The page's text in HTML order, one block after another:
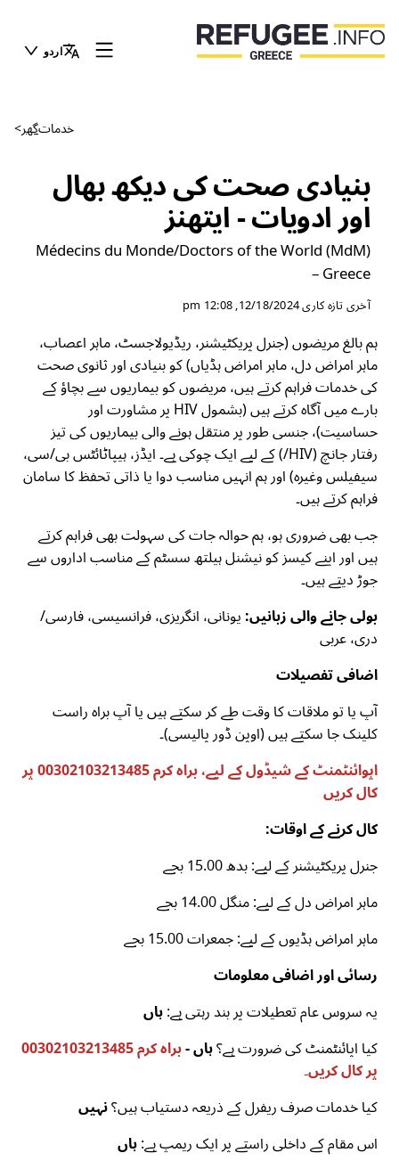
اردو
گھر> خدمات
بنیادی صحت کی دیکھ بھال
اور ادویات - ایتھنز
Médecins du Monde/Doctors of the World (MdM)
– Greece
آخری تازہ کاری12/18/2024, 12:08 pm
ہم بالغ مریضوں (جنرل پریکٹیشنر، ریڈیولاجسٹ، ماہر اعصاب،
ماہر امراض دل، ماہر امراض ہڈیاں) کو بنیادی اور ثانوی صحت
کی خدمات فراہم کرتے ہیں، مریضوں کو بیماریوں سے بچاؤ کے
بارے میں آگاہ کرتے ہیں (بشمول HIV پر مشاورت اور
حساسیت)، جنسی طور پر منتقل ہونے والی بیماریوں کی تیز
رفتار جانچ (HIV/) کے لیے ایک چوکی ہے۔ ایڈز، ہیپاٹائٹس بی/سی،
سیفیلس وغیرہ) اور ہم انہیں مناسب دوا یا ذاتی تحفظ کا سامان
فراہم کرتے ہیں۔
جب بھی ضروری ہو، ہم حوالہ جات کی سہولت بھی فراہم کرتے
ہیں اور اپنے کیسز کو نیشنل ہیلتھ سسٹم کے مناسب اداروں سے
جوڑ دیتے ہیں۔
بولی جانے والی زبانیں:یونانی، انگریزی، فرانسیسی، فارسی/
دری، عربی
اضافی تفصیلات
آپ یا تو ملاقات کا وقت طے کر سکتے ہیں یا آپ براہ راست
کلینک جا سکتے ہیں (اوپن ڈور پالیسی)۔
اپوائنٹمنٹ کے شیڈول کے لیے، براہ کرم 00302103213485 پر
کال کریں
کال کرنے کے اوقات:
جنرل پریکٹیشنر کے لیے: بدھ 15.00 بجے
ماہر امراض دل کے لیے: منگل 14.00 بجے
ماہر امراض ہڈیوں کے لیے: جمعرات 15.00 بجے
رسائی اور اضافی معلومات
یہ سروس عام تعطیلات پر بند رہتی ہے:ہاں
کیا اپائنٹمنٹ کی ضرورت ہے؟ہاں - براہ کرم 00302103213485
پر کال کریں۔
کیا خدمات صرف ریفرل کے ذریعہ دستیاب ہیں؟نہیں
اس مقام کے داخلی راستے پر ایک ریمپ ہے:ہاں